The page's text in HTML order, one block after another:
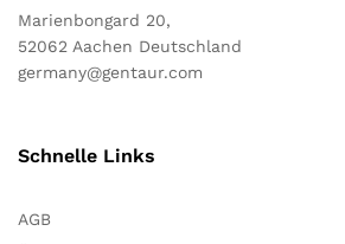
Marienbongard 20,
52062 Aachen Deutschland
germany@gentaur.com
Schnelle Links
AGB